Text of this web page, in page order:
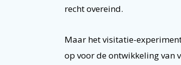
recht overeind.
Maar het visitatie-
op voor de ontwikkeling van